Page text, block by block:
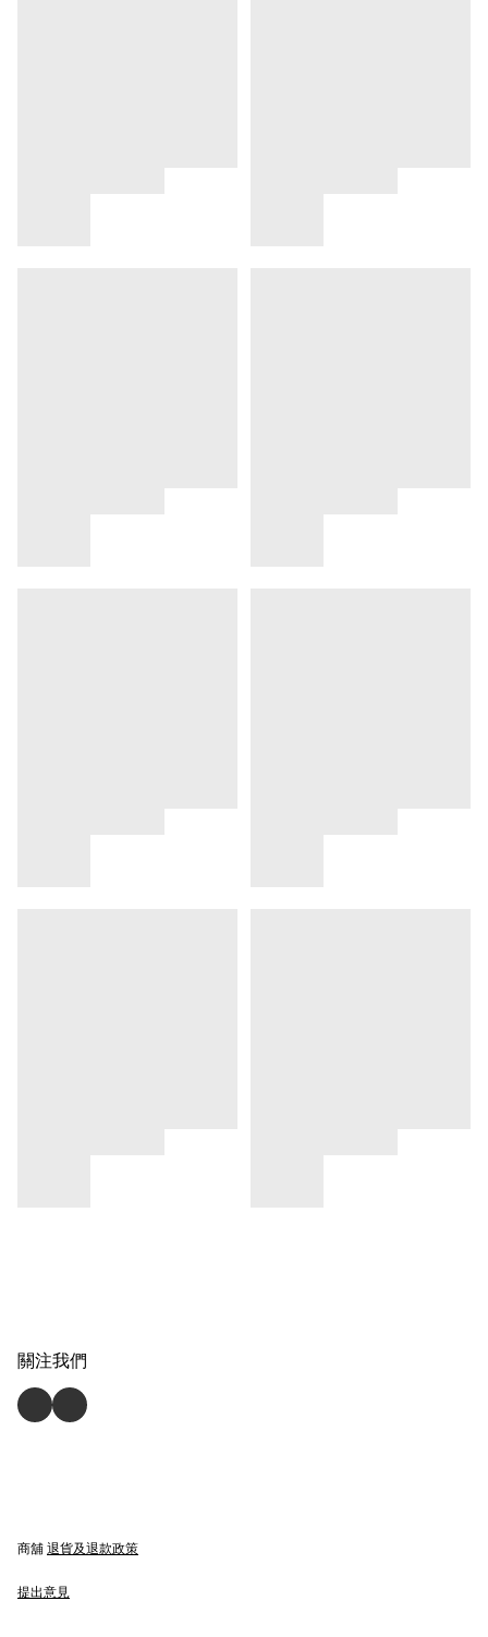
關注我們
商舖 退貨及退款政策
提出意見